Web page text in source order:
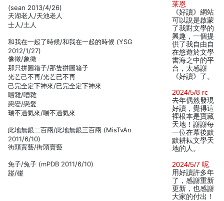
(sean 2013/4/26)
天湖老人/天池老人
士人/土人
和我在一起了時候/和我在一起的時候 (YSG
2012/1/27)
像徵/象徵
那只拼圖箱子/那隻拼圖箱子
光芒己不再/光芒已不再
己完全定下神來/已完全定下神來
嚐雜/嘈雜
戀變/戀愛
瑞不過氣來/喘不過氣來
此地無銀二百兩/此地無銀三百兩 (MisTvAn
2011/6/10)
街頭賈藝/街頭賣藝
免子/兔子 (mPDB 2011/6/10)
踫/碰
莱恩
《好讀》網站
可以說是啟蒙
了我對文學的
興趣，一個提
供了我自由自
在悠遊於文學
書海之中的平
台，太感謝
《好讀》了。
2024/5/8 rc
去年偶然發現
好讀，覺得這
裡根本是寶藏
天地！謝謝每
一位在幕後默
默耕耘文學天
地的人。
2024/5/7 呢
用好讀許多年
了，感謝重新
更新，也感謝
大家的付出！